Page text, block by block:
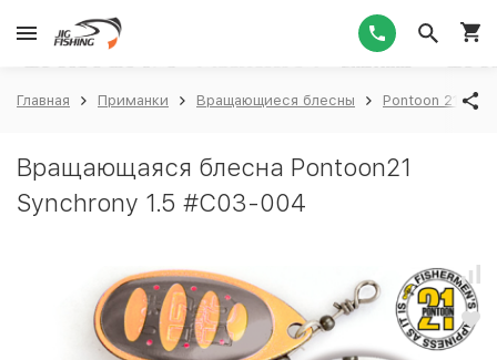
Главная Приманки Вращающиеся блесны Pontoon 21
Вращающаяся блесна Pontoon21
Synchrony 1.5 #C03-004